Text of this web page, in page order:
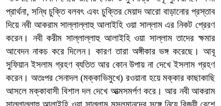
প্রার্থনা,সন্ধি চুক্তি বলবৎ এবং চুক্তির মেয়াদ আরো বাড়ানোর প্রস্তাব
দিয়ে নবী আকরাম সাল্লাল্লাহু আলাইহি ওয়া সাল্লাম এর নিকট প্রেরণ
করেন।
নবী করীম সাল্লাল্লাহু আলাইহি ওয়া সাল্লাম তাদের ক্ষমার
আবেদন নাকচ করে দিলেন। কারণ তারা অঙ্গীকার ভঙ্গ করেছে। আবূ
সুফিয়ান ইসলাম গ্রহণ ব্যতিত আর কোন উপায় না দেখে ইসলাম গ্রহণ
করেন। অতঃপর সেনাদল (মক্কাভিমুখে) রওয়ানা হয়ে মক্কার কাছাকাছি
আসলে মক্কাবাসী বিশাল দল দেখে আত্মসমর্পণ করে। আর নবী আকরাম